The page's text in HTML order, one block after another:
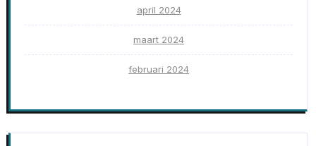
april 2024
maart 2024
februari 2024